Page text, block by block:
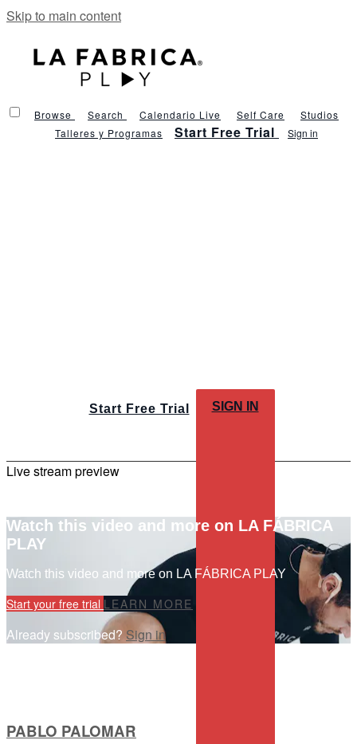
Skip to main content
Browse Search Calendario Live Self Care
Studios
Talleres y Programas
Start Free Trial Sign in
Start Free Trial SIGN IN
Live stream preview
Watch this video and more on LA FÁBRICA
PLAY
Watch this video and more on LA FÁBRICA PLAY
Start your free trial LEARN MORE
Already subscribed? Sign in
PABLO PALOMAR